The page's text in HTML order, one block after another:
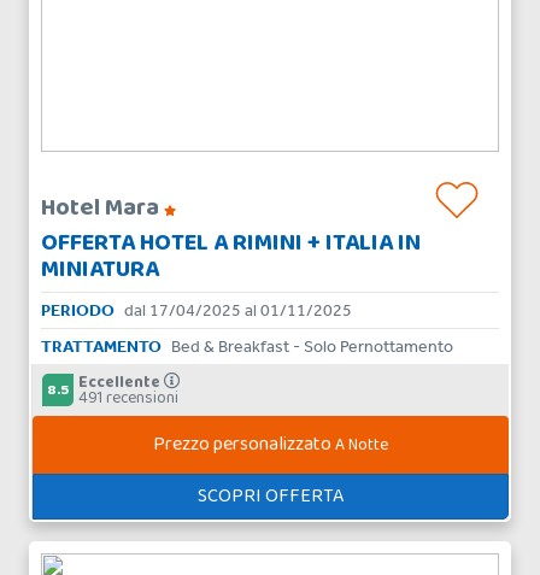
Hotel Mara
OFFERTA HOTEL A RIMINI + ITALIA IN
MINIATURA
PERIODO dal 17/04/2025 al 01/11/2025
TRATTAMENTO Bed & Breakfast - Solo Pernottamento
8.5 Eccellente
491 recensioni
Prezzo personalizzatoA Notte
SCOPRI OFFERTA